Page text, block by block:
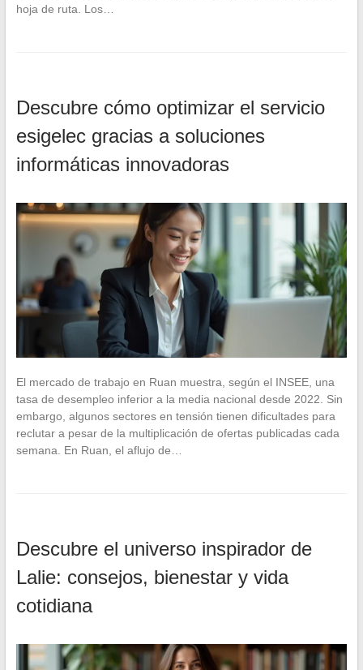
hoja de ruta. Los…
Descubre cómo optimizar el servicio
esigelec gracias a soluciones
informáticas innovadoras
El mercado de trabajo en Ruan muestra, según el INSEE, una
tasa de desempleo inferior a la media nacional desde 2022. Sin
embargo, algunos sectores en tensión tienen dificultades para
reclutar a pesar de la multiplicación de ofertas publicadas cada
semana. En Ruan, el aflujo de…
Descubre el universo inspirador de
Lalie: consejos, bienestar y vida
cotidiana